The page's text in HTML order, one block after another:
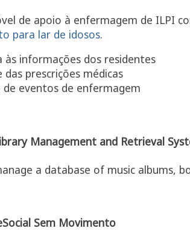
de apoio à enfermagem de ILPI
para lar de idosos.
às informações dos residentes
das prescrições médicas
de eventos de enfermagem
Management and Retrieval
a database of music albums,
Sem Movimento